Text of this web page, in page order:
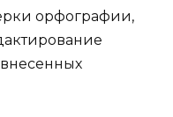
орфографии,